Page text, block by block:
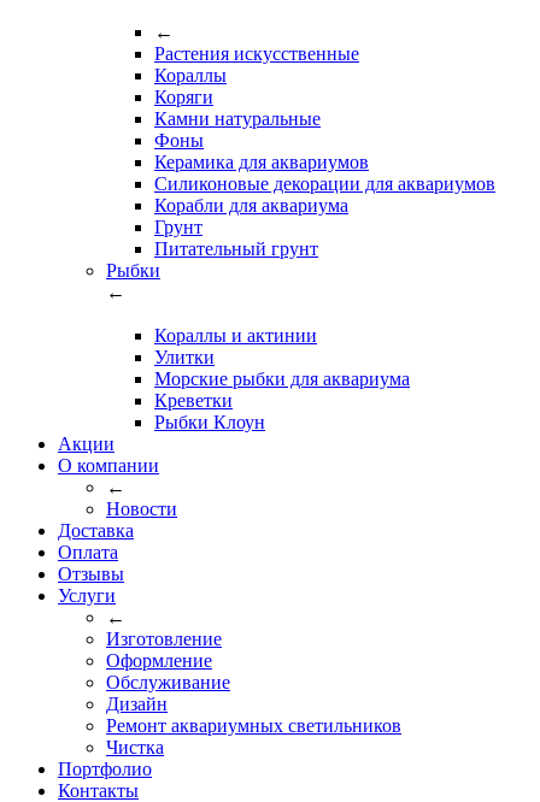
←
Растения искусственные
Кораллы
Коряги
Камни натуральные
Фоны
Керамика для аквариумов
Силиконовые декорации для аквариумов
Корабли для аквариума
Грунт
Питательный грунт
Рыбки
←
Кораллы и актинии
Улитки
Морские рыбки для аквариума
Креветки
Рыбки Клоун
Акции
О компании
←
Новости
Доставка
Оплата
Отзывы
Услуги
←
Изготовление
Оформление
Обслуживание
Дизайн
Ремонт аквариумных светильников
Чистка
Портфолио
Контакты